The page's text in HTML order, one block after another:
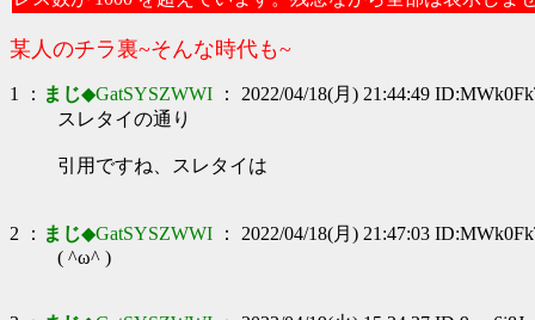
某人のチラ裏~そんな時代も~
1 ： まじ◆GatSYSZWWI ： 2022/04/18(月) 21:44:49
スレタイの通り
引用ですね、スレタイは
2 ： まじ◆GatSYSZWWI ： 2022/04/18(月) 21:47:03
( ^ω^ )